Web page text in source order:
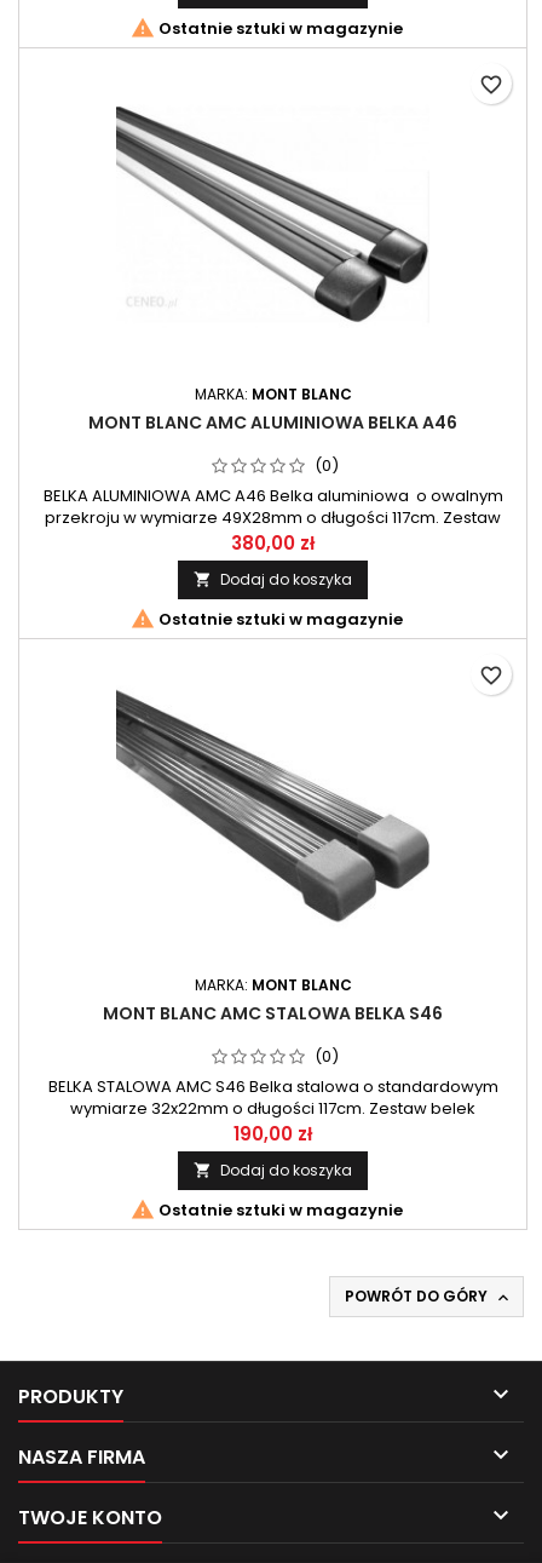
 Ostatnie sztuki w magazynie
MARKA: MONT BLANC
MONT BLANC AMC ALUMINIOWA BELKA A46
(0)
BELKA ALUMINIOWA AMC A46 Belka aluminiowa o owalnym
przekroju w wymiarze 49X28mm o długości 117cm. Zestaw
belek przeznaczony do systemu AMC firmy Mont Blanc.
380,00 zł
 Dodaj do koszyka
 Ostatnie sztuki w magazynie
favorite_border
MARKA: MONT BLANC
MONT BLANC AMC STALOWA BELKA S46
(0)
BELKA STALOWA AMC S46 Belka stalowa o standardowym
wymiarze 32x22mm o długości 117cm. Zestaw belek
przeznaczony do systemu AMC firmy Mont Blanc.
190,00 zł
 Dodaj do koszyka
 Ostatnie sztuki w magazynie
favorite_border
POWRÓT DO GÓRY 
PRODUKTY 
NASZA FIRMA 
TWOJE KONTO 